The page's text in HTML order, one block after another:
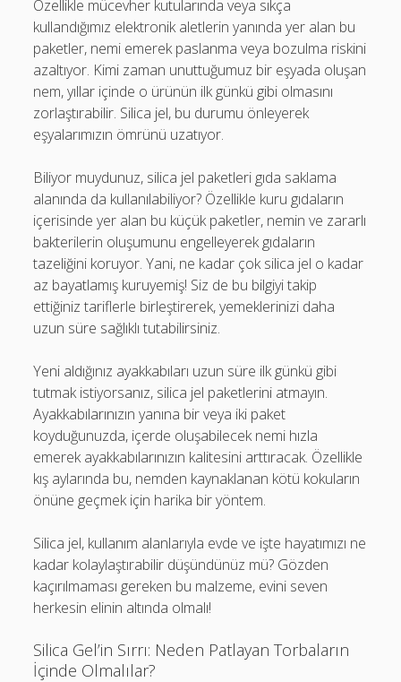
Özellikle mücevher kutularında veya sıkça
kullandığımız elektronik aletlerin yanında yer alan bu
paketler, nemi emerek paslanma veya bozulma riskini
azaltıyor. Kimi zaman unuttuğumuz bir eşyada oluşan
nem, yıllar içinde o ürünün ilk günkü gibi olmasını
zorlaştırabilir. Silica jel, bu durumu önleyerek
eşyalarımızın ömrünü uzatıyor.
Biliyor muydunuz, silica jel paketleri gıda saklama
alanında da kullanılabiliyor? Özellikle kuru gıdaların
içerisinde yer alan bu küçük paketler, nemin ve zararlı
bakterilerin oluşumunu engelleyerek gıdaların
tazeliğini koruyor. Yani, ne kadar çok silica jel o kadar
az bayatlamış kuruyemiş! Siz de bu bilgiyi takip
ettiğiniz tariflerle birleştirerek, yemeklerinizi daha
uzun süre sağlıklı tutabilirsiniz.
Yeni aldığınız ayakkabıları uzun süre ilk günkü gibi
tutmak istiyorsanız, silica jel paketlerini atmayın.
Ayakkabılarınızın yanına bir veya iki paket
koyduğunuzda, içerde oluşabilecek nemi hızla
emerek ayakkabılarınızın kalitesini arttıracak. Özellikle
kış aylarında bu, nemden kaynaklanan kötü kokuların
önüne geçmek için harika bir yöntem.
Silica jel, kullanım alanlarıyla evde ve işte hayatımızı ne
kadar kolaylaştırabilir düşündünüz mü? Gözden
kaçırılmaması gereken bu malzeme, evini seven
herkesin elinin altında olmalı!
Silica Gel’in Sırrı: Neden Patlayan Torbaların
İçinde Olmalılar?